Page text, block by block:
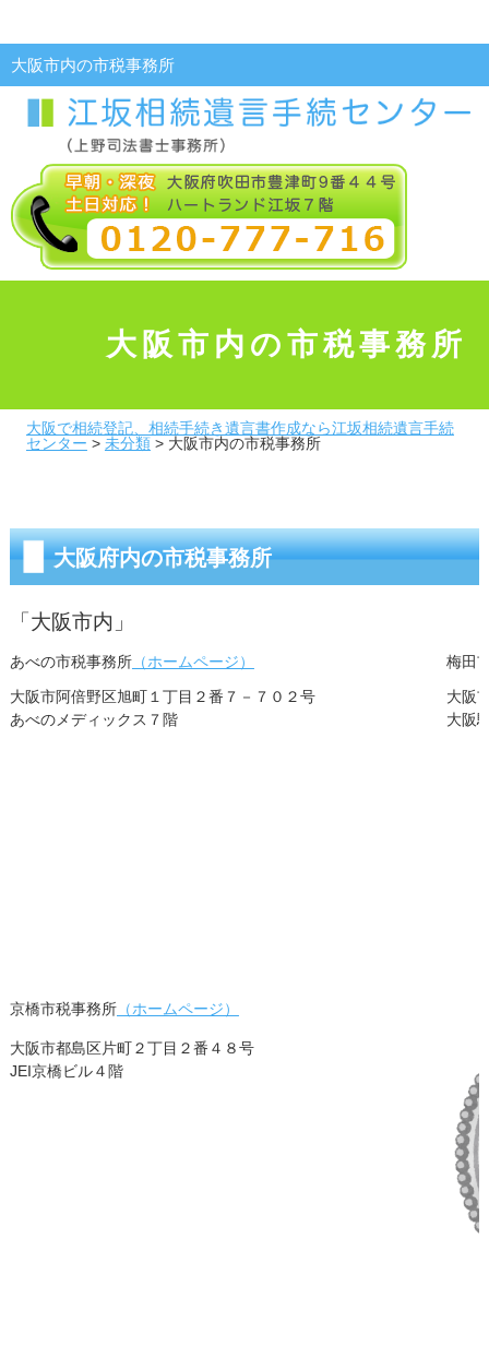
大阪市内の市税事務所
大阪市内の市税事務所
大阪で相続登記、相続手続き遺言書作成なら江坂相続遺言手続
センター > 未分類> 大阪市内の市税事務所
大阪府内の市税事務所
「大阪市内」
あべの市税事務所（ホームページ）
大阪市阿倍野区旭町１丁目２番７－７０２号
あべのメディックス７階
梅田
大阪
大阪
京橋市税事務所（ホームページ）
大阪市都島区片町２丁目２番４８号
JEI京橋ビル４階